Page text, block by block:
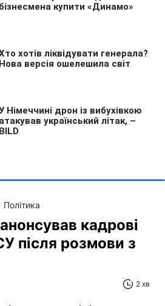
Політика
кадрові
після розмови з
2 хв